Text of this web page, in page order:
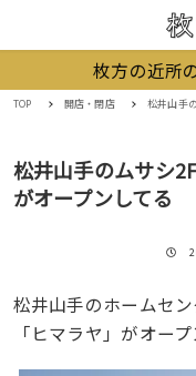
枚方の近所
TOP 開店・閉店 松井山手の
松井山手のムサシ
がオープンしてる
松井山手のホームセ
「ヒマラヤ」がオープ